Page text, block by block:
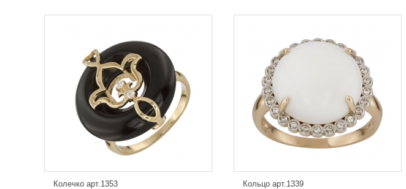
Колечко арт.1353
Кольцо арт.1339